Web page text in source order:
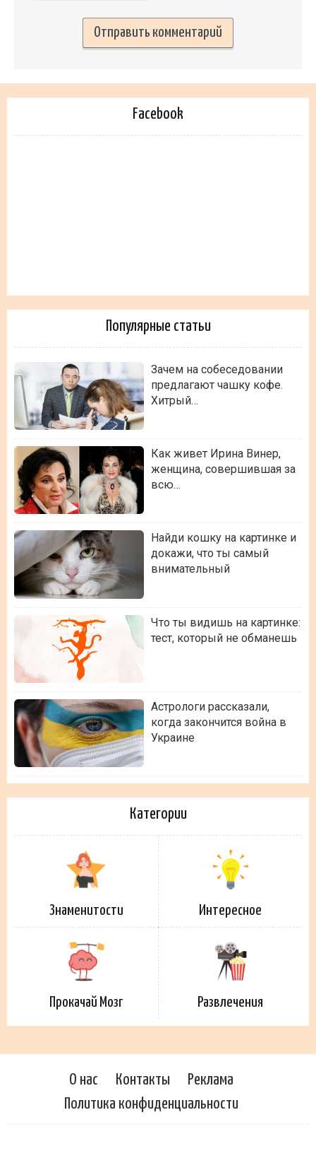
Facebook
Популярные статьи
Зачем на собеседовании
предлагают чашку кофе.
Хитрый…
Как живет Ирина Винер,
женщина, совершившая за
всю…
Найди кошку на картинке и
докажи, что ты самый
внимательный
Что ты видишь на картинке:
тест, который не обманешь
Астрологи рассказали,
когда закончится война в
Украине
Категории
Знаменитости Интересное
Прокачай Мозг Развлечения
О нас Контакты
Реклама
Политика конфиденциальности